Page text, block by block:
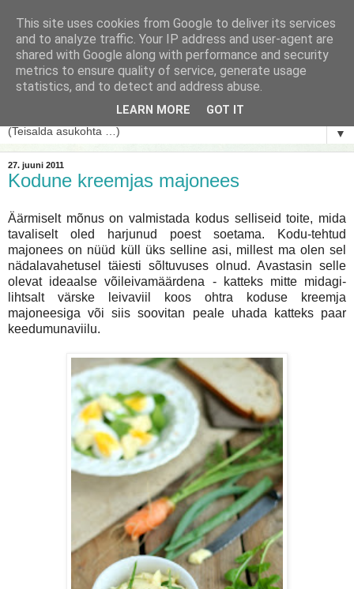
▼
27. juuni 2011
Kodune kreemjas majonees
Äärmiselt mõnus on valmistada kodus selliseid toite, mida
tavaliselt oled harjunud poest soetama. Kodu-tehtud
majonees on nüüd küll üks selline asi, millest ma olen sel
nädalavahetusel täiesti sõltuvuses olnud. Avastasin selle
olevat ideaalse võileivamäärdena - katteks mitte midagi-
lihtsalt värske leivaviil koos ohtra koduse kreemja
majoneesiga või siis soovitan peale uhada katteks paar
keedumunaviilu.
This site uses cookies from Google to deliver its services
and to analyze traffic. Your IP address and user-agent are
shared with Google along with performance and security
metrics to ensure quality of service, generate usage
statistics, and to detect and address abuse.
LEARN MORE GOT IT